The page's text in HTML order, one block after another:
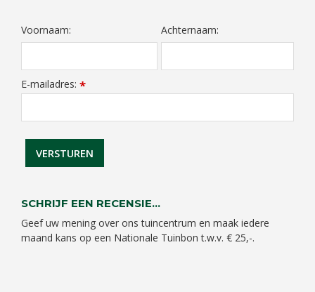
Voornaam: Achternaam:
E-mailadres: *
SCHRIJF EEN RECENSIE...
Geef uw mening over ons tuincentrum en maak iedere
maand kans op een Nationale Tuinbon t.w.v. € 25,-.